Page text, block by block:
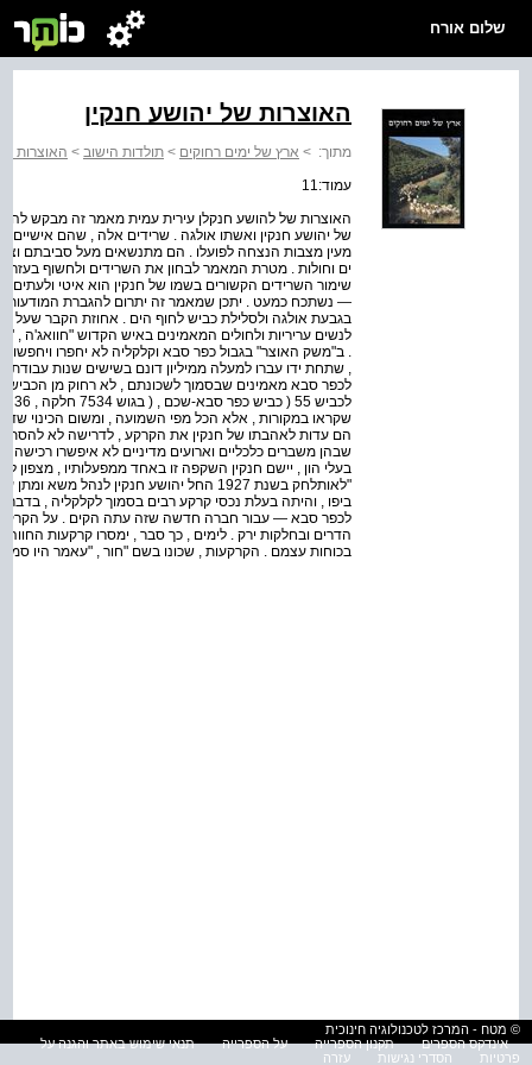
שלום אורח
האוצרות של יהושע חנקין
מתוך: > ארץ של ימים רחוקים > תולדות הישוב > האוצרות
עמוד:11
האוצרות של להושע חנקלן עירית עמית מאמר זה מבקש
של יהושע חנקין ואשתו אולגה . שרידים אלה , שהם אישיים
מעין מצבות הנצחה לפועלו . הם מתנשאים מעל סביבתם
ים וחולות . מטרת המאמר לבחון את השרידים ולחשוף
שימור השרידים הקשורים בשמו של חנקין הוא איטי ולעתים
— נשתכח כמעט . יתכן שמאמר זה יתרום להגברת המודעות
בגבעת אולגה ולסלילת כביש לחוף הים . אחוזת הקבר שעל
לנשים עריריות ולחולים המאמינים באיש הקדוש "חוואג'ה
. ב"משק האוצר" בגבול כפר סבא וקלקליה לא יחפרו
, שתחת ידו עברו למעלה ממיליון דונם בשישים שנות
שקראו במקורות , אלא הכל מפי השמועה , ומשום הכינוי
הם עדות לאהבתו של חנקין את הקרקע , לדרישה לא
שבהן משברים כלכליים וארועים מדיניים לא איפשרו רכישה
בעלי הון , יישם חנקין השקפה זו באחד ממפעלותיו ,
"לאותלחק בשנת 1927 החל יהושע חנקין
לכפר סבא — עבור חברה חדשה שזה עתה הקים . על
הדרים ובחלקות ירק . לימים , כך סבר , ימסרו קרקעות
בכוחות עצמם . הקרקעות , שכונו בשם "חור , "עאמר היו
© מטח - המרכז לטכנולוגיה חינוכית
אינדקס הספרים
תקנון הספרייה על הספרייה
תנאי שימוש באתר והגנה על
פרטיות
הסדרי נגישות עזרה